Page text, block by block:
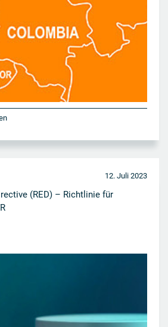
12. Juli 2023
(RED) – Richtlinie für